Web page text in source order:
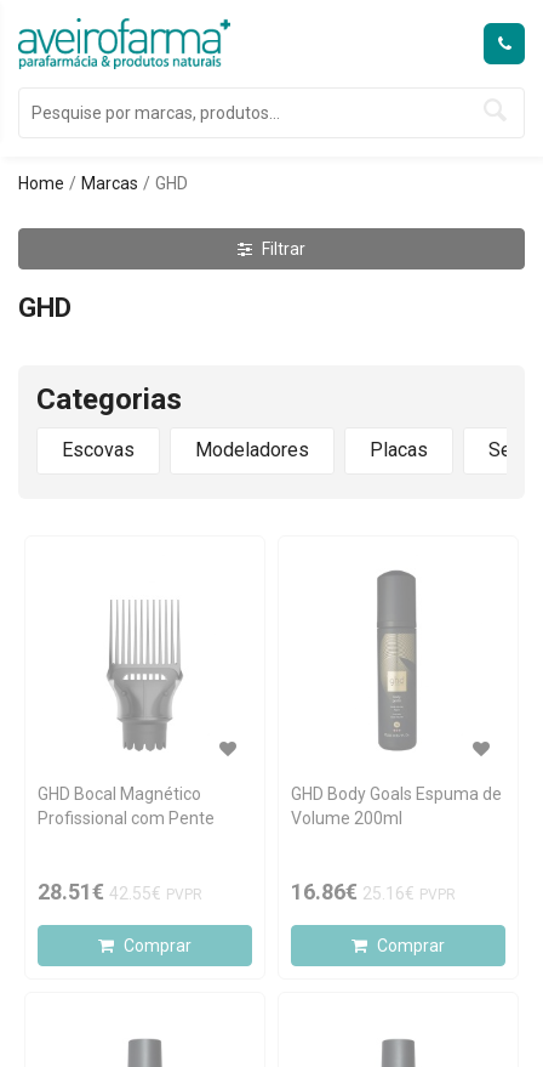
Home Marcas GHD
Filtrar
GHD
Categorias
Escovas Modeladores Placas
GHD Bocal Magnético
Profissional com Pente
28.51€ 42.55€ PVPR
Comprar
GHD Body Goals Espuma de
Volume 200ml
16.86€ 25.16€ PVPR
Comprar